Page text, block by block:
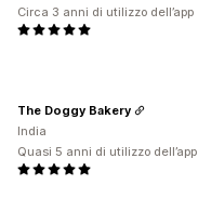
Circa 3 anni di utilizzo dell’app
The Doggy Bakery
India
Quasi 5 anni di utilizzo dell’app